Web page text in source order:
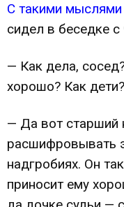
С такими
сидел в беседке
— Как дела,
хорошо? Как дети?
— Да вот старший
расшифровывать
надгробиях. Он
приносит ему